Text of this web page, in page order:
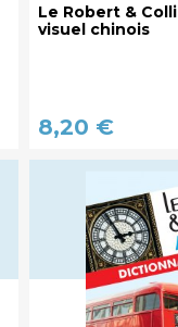
Le Robert &
visuel chinois
8,20 €